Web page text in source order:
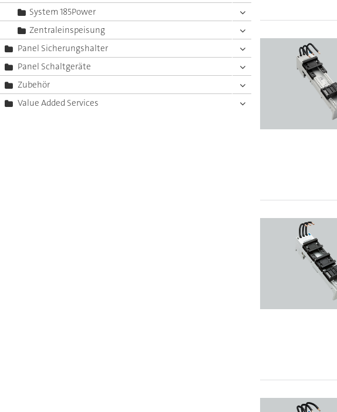
System 185Power
Zentraleinspeisung
Panel Sicherungshalter
Panel Schaltgeräte
Zubehör
Value Added Services